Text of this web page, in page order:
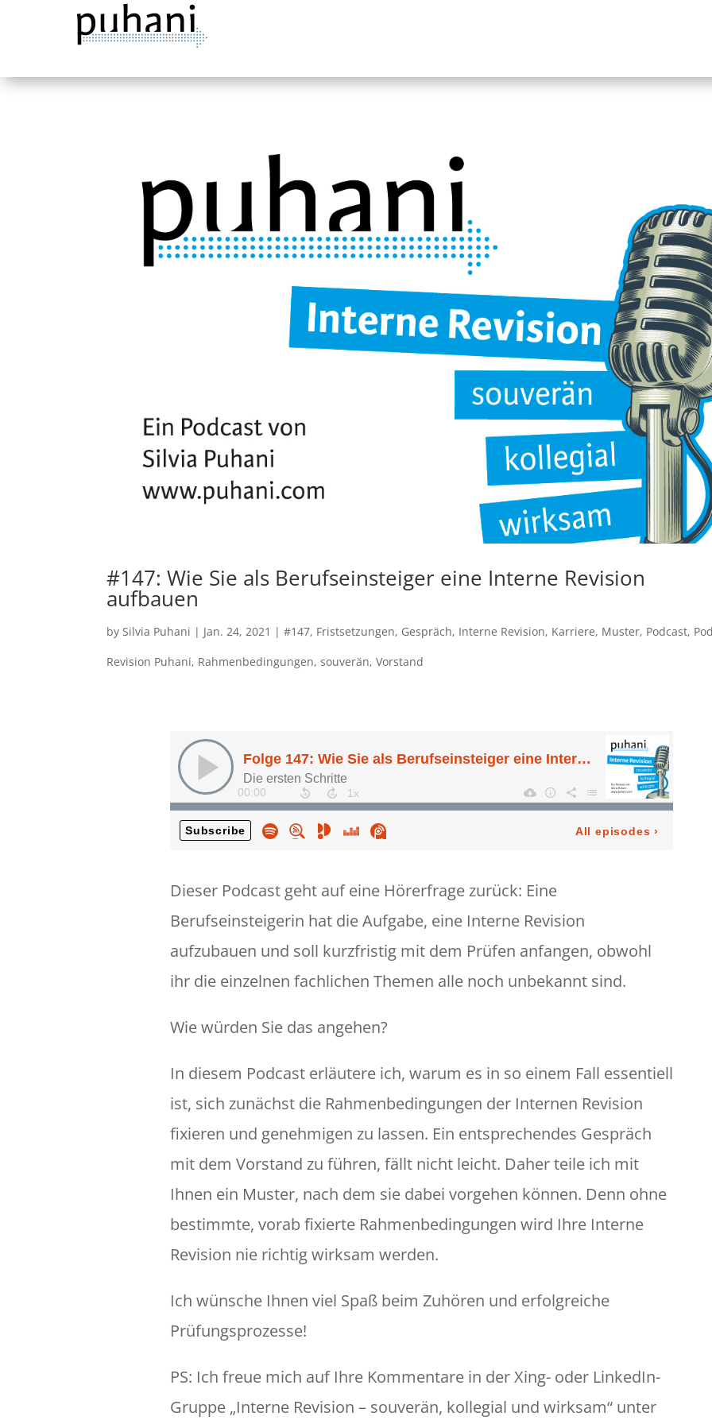
#147: Wie Sie als Berufseinsteiger eine Interne Revision
aufbauen
by Silvia Puhani | Jan. 24, 2021 |#147, Fristsetzungen, Gespräch, Interne Revision, Karriere, Muster, Podcast,
Revision Puhani, Rahmenbedingungen,souverän,Vorstand
Dieser Podcast geht auf eine Hörerfrage zurück: Eine
Berufseinsteigerin hat die Aufgabe, eine Interne Revision
aufzubauen und soll kurzfristig mit dem Prüfen anfangen, obwohl
ihr die einzelnen fachlichen Themen alle noch unbekannt sind.
Wie würden Sie das angehen?
In diesem Podcast erläutere ich, warum es in so einem Fall essentiell
ist, sich zunächst die Rahmenbedingungen der Internen Revision
fixieren und genehmigen zu lassen. Ein entsprechendes Gespräch
mit dem Vorstand zu führen, fällt nicht leicht. Daher teile ich mit
Ihnen ein Muster, nach dem sie dabei vorgehen können. Denn ohne
bestimmte, vorab fixierte Rahmenbedingungen wird Ihre Interne
Revision nie richtig wirksam werden.
Ich wünsche Ihnen viel Spaß beim Zuhören und erfolgreiche
Prüfungsprozesse!
PS: Ich freue mich auf Ihre Kommentare in der Xing- oder LinkedIn-
Gruppe „Interne Revision – souverän, kollegial und wirksam“ unter